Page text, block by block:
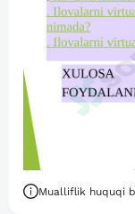
Mualliflik huquqi